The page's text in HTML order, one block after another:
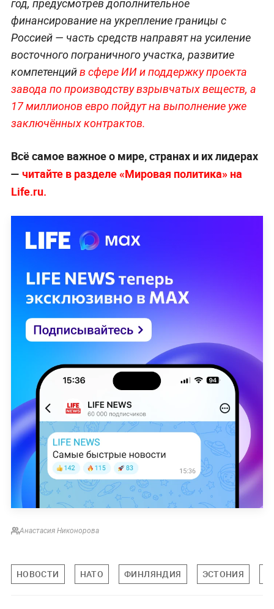
год, предусмотрев дополнительное
финансирование на укрепление границы с
Россией — часть средств направят на усиление
восточного пограничного участка, развитие
компетенцийв сфере ИИ и поддержку проекта
завода по производству взрывчатых веществ, а
17 миллионов евро пойдут на выполнение уже
заключённых контрактов.
Всё самое важное о мире, странах и их лидерах
— читайте в разделе «Мировая политика» на
Life.ru.
Анастасия Никонорова
НОВОСТИ НАТО ФИНЛЯНДИЯ ЭСТОНИЯ